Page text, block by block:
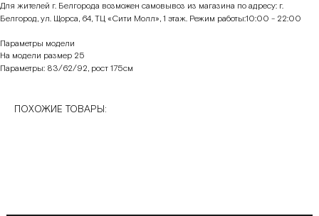
Для жителей г. Белгорода возможен самовывоз из магазина по адресу: г.
Белгород, ул. Щорса, 64, ТЦ «Сити Молл», 1 этаж. Режим работы:10:00 - 22:00
Параметры модели
На модели размер 25
Параметры: 83/62/92, рост 175см
ПОХОЖИЕ ТОВАРЫ: